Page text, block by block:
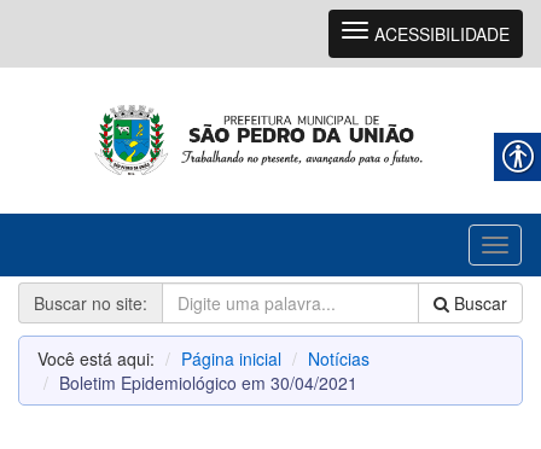
Navegação
ACESSIBILIDADE
Buscar no site:
Buscar
Você está aqui: Página inicial
Notícias
Boletim Epidemiológico em 30/04/2021